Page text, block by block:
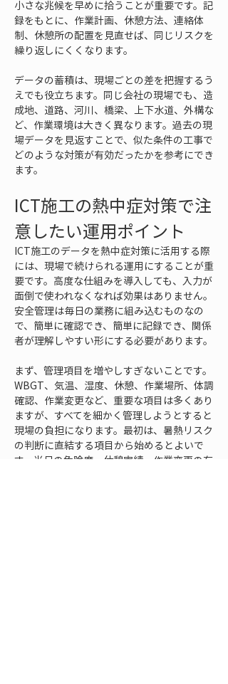
小さな兆候を早めに拾うことが重要です。記
録をもとに、作業計画、休憩方法、連絡体
制、休憩所の配置を見直せば、同じリスクを
繰り返しにくくなります。
データの蓄積は、現場ごとの差を把握するう
えでも役立ちます。同じ会社の現場でも、造
成地、道路、河川、橋梁、上下水道、外構な
ど、作業環境は大きく異なります。過去の現
場データを見返すことで、似た条件の工事で
どのような対策が有効だったかを参考にでき
ます。
ICT施工の熱中症対策で注
意したい運用ポイント
ICT施工のデータを熱中症対策に活用する際
には、現場で続けられる運用にすることが重
要です。高度な仕組みを導入しても、入力が
面倒で使われなくなれば効果はありません。
安全管理は毎日の業務に組み込むものなの
で、簡単に確認でき、簡単に記録でき、関係
者が理解しやすい形にする必要があります。
まず、管理項目を増やしすぎないことです。
WBGT、気温、湿度、休憩、作業場所、体調
確認、作業変更など、重要な項目は多くあり
ますが、すべてを細かく管理しようとすると
現場の負担になります。最初は、暑熱リスク
の判断に直結する項目から始めるとよいで
す。当日の危険度、休憩実績、作業変更の有